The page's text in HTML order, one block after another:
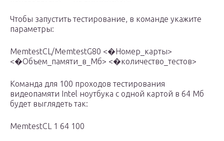
Чтобы запустить тестирование, в команде укажите
параметры:
MemtestCL/MemtestG80 <�Номер_карты>
<�Объем_памяти_в_Mб> <�количество_тестов>
Команда для 100 проходов тестирования
видеопамяти Intel ноутбука с одной картой в 64 Мб
будет выглядеть так:
MemtestCL 1 64 100